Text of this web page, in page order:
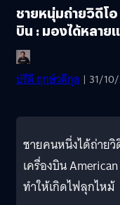
ชายหนุ่มถ่ายวิดีโอ
บิน : มองได้หลาย
ปรีดี ฤกษ์วลีกุล | 31/
ชายคนหนึ่งได้ถ่ายวิ
เครื่องบิน
ทำให้เกิดไฟลุกไหม้